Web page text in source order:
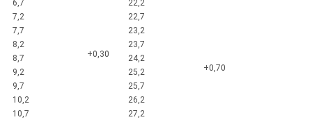
6,7
22,2
7,2
22,7
7,7
23,2
8,2
+0,30
23,7
8,7
24,2
+0,70
9,2
25,2
9,7
25,7
10,2
26,2
10,7
27,2